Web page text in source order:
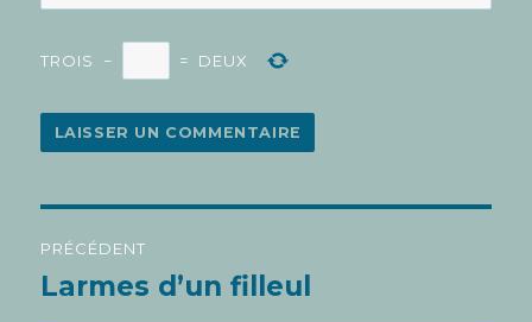
TROIS − = DEUX
l’article
PRÉCÉDENT
Article
Larmes d’un filleul